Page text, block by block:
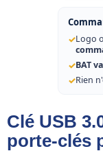
✓Logo
✓BAT
✓Rien
Clé USB
porte-clés